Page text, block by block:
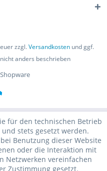
zzgl.Versandkosten und ggf.
anders beschrieben
für den technischen Betrieb
stets gesetzt werden.
Benutzung dieser Website
oder die Interaktion mit
Netzwerken vereinfachen
Zustimmung gesetzt.